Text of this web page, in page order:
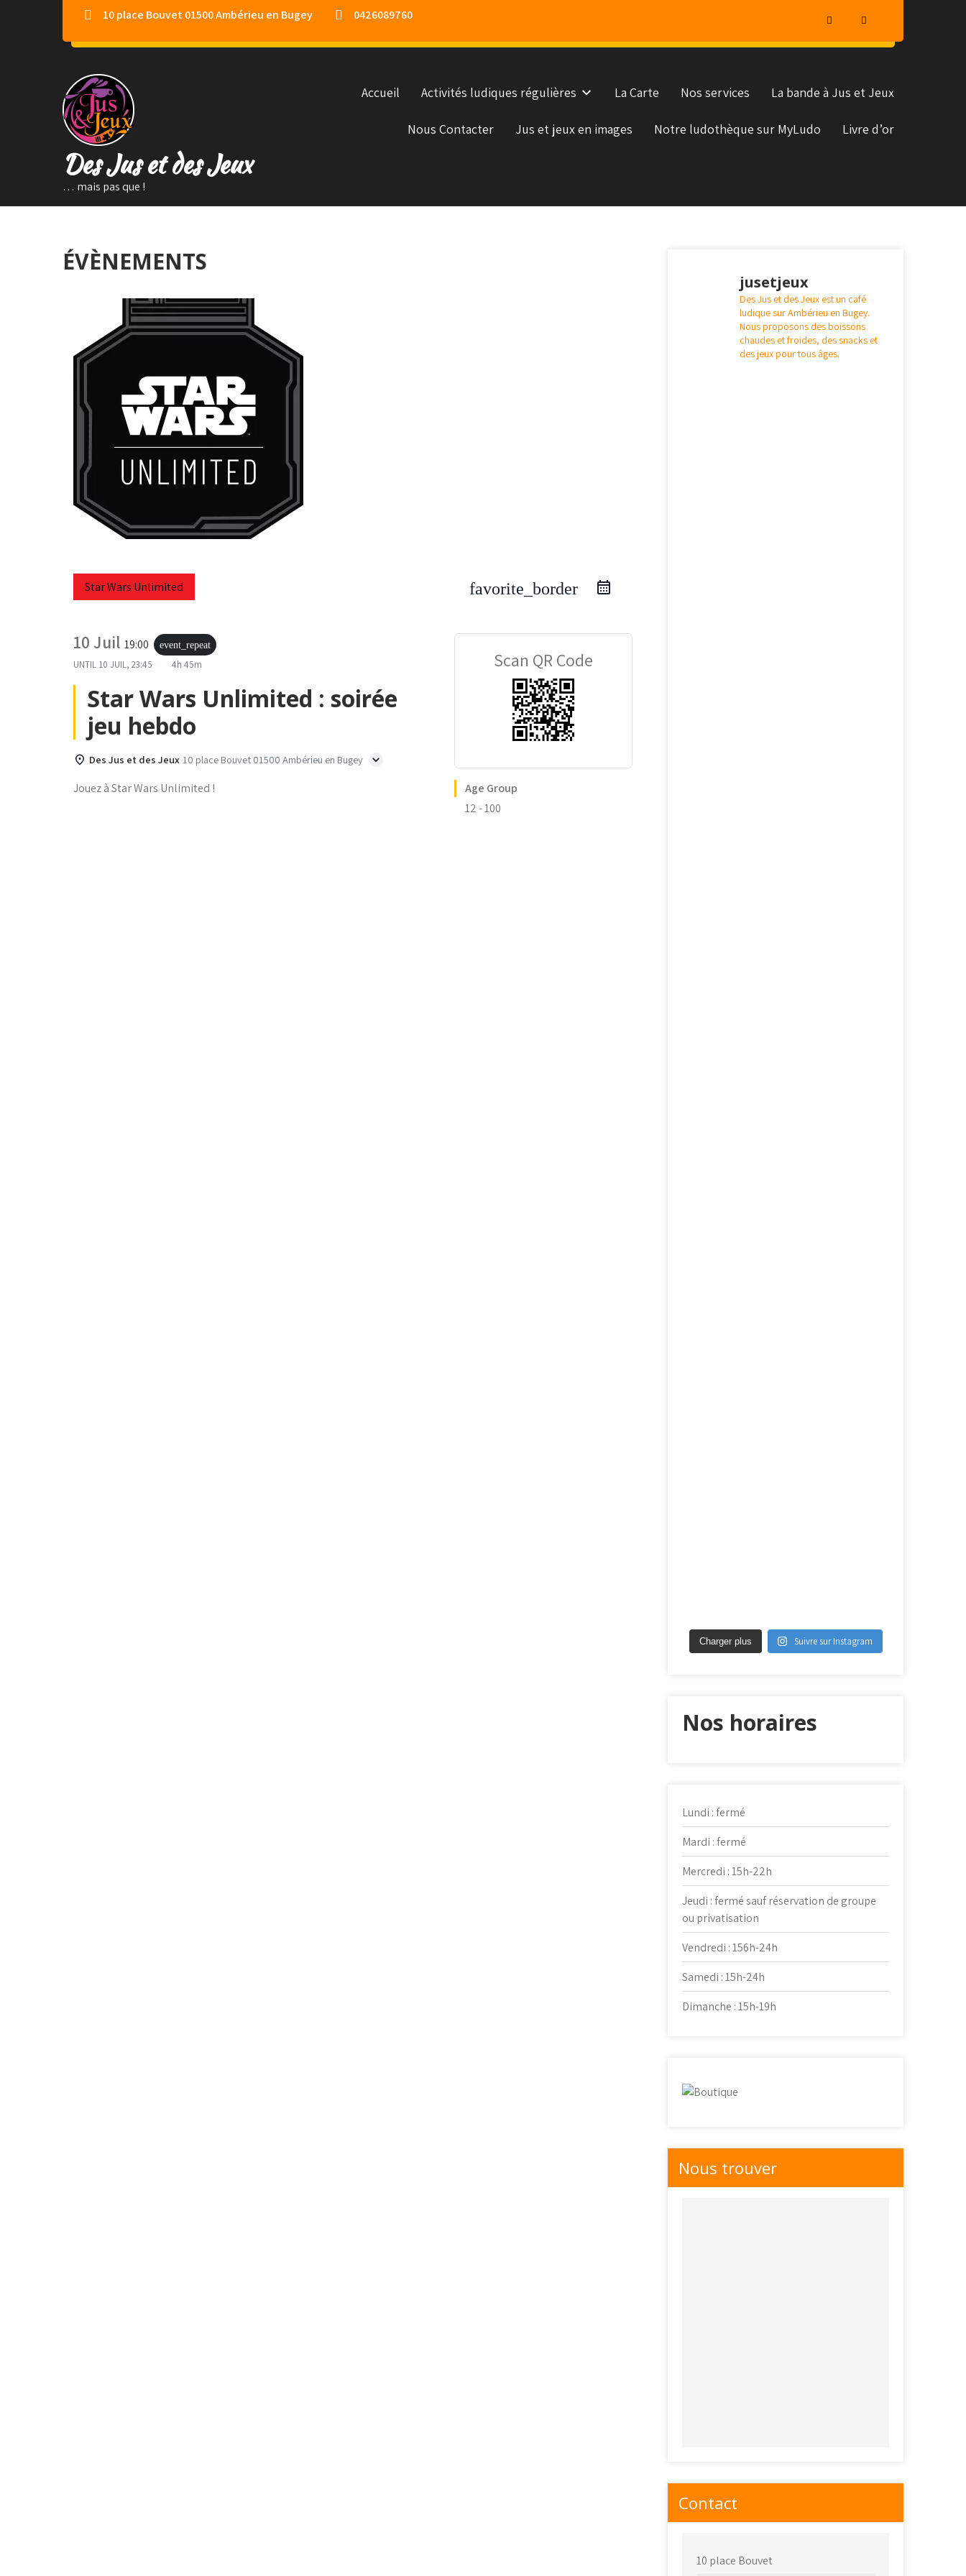
10 place Bouvet 01500 Ambérieu en Bugey 0426089760
Des Jus et des Jeux
… mais pas que !
Accueil Activités ludiques régulières La Carte Nos services La bande à Jus et Jeux
Nous Contacter Jus et jeux en images Notre ludothèque sur MyLudo Livre d’or
ÉVÈNEMENTS
Star Wars Unlimited favorite_border
10 Juil 19:00 event_repeat
UNTIL 10 JUIL, 23:45 4h 45m
Star Wars Unlimited : soirée
jeu hebdo
Des Jus et des Jeux 10 place Bouvet 01500 Ambérieu en Bugey
Jouez à Star Wars Unlimited !
Scan QR Code
Age Group
12 - 100
jusetjeux
Des Jus et des Jeux est un café
ludique sur Ambérieu en Bugey.
Nous proposons des boissons
chaudes et froides, des snacks et
des jeux pour tous âges.
Charger plus Suivre sur Instagram
Nos horaires
Lundi : fermé
Mardi : fermé
Mercredi : 15h-22h
Jeudi : fermé sauf réservation de groupe
ou privatisation
Vendredi : 156h-24h
Samedi : 15h-24h
Dimanche : 15h-19h
Nous trouver
Contact
10 place Bouvet